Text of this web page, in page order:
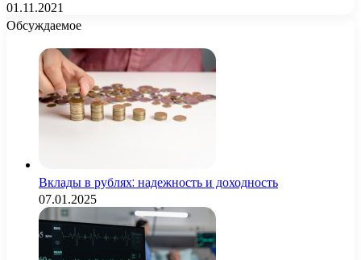
01.11.2021
Обсуждаемое
Вклады в рублях: надежность и доходность
07.01.2025